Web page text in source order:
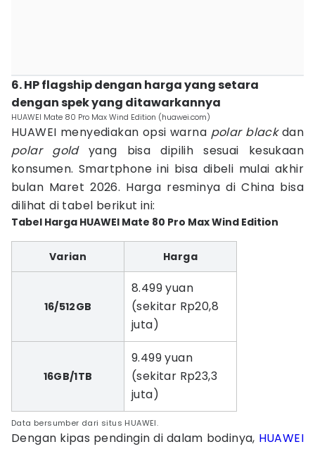
6. HP flagship dengan harga yang setara
dengan spek yang ditawarkannya
HUAWEI Mate 80 Pro Max Wind Edition (huawei.com)
HUAWEI menyediakan opsi warna polar blackdan
polar gold yang bisa dipilih sesuai kesukaan
konsumen. Smartphone ini bisa dibeli mulai akhir
bulan Maret 2026. Harga resminya di China bisa
dilihat di tabel berikut ini:
Tabel Harga HUAWEI Mate 80 Pro Max Wind Edition
Data bersumber dari situs HUAWEI.
Varian Harga
16/512GB
8.499 yuan
(sekitar Rp20,8
juta)
16GB/1TB
9.499 yuan
(sekitar Rp23,3
juta)
Dengan kipas pendingin di dalam bodinya, HUAWEI